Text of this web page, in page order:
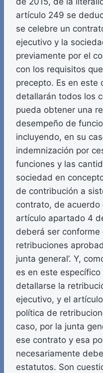
artículo 249 se
se celebre un
ejecutivo y la
previamente por el
con los requisitos
precepto. Es en este
detallarán todos los
pueda obtener una
desempeño de
incluyendo, en su
indemnización por
funciones y las
sociedad en
de contribución a
contrato, de
artículo apartado 4
deberá ser
retribuciones
junta general’. Y,
es en este
detallarse la
ejecutivo, y el
política de
caso, por la junta
ese contrato y esa
necesariamente
estatutos. Son